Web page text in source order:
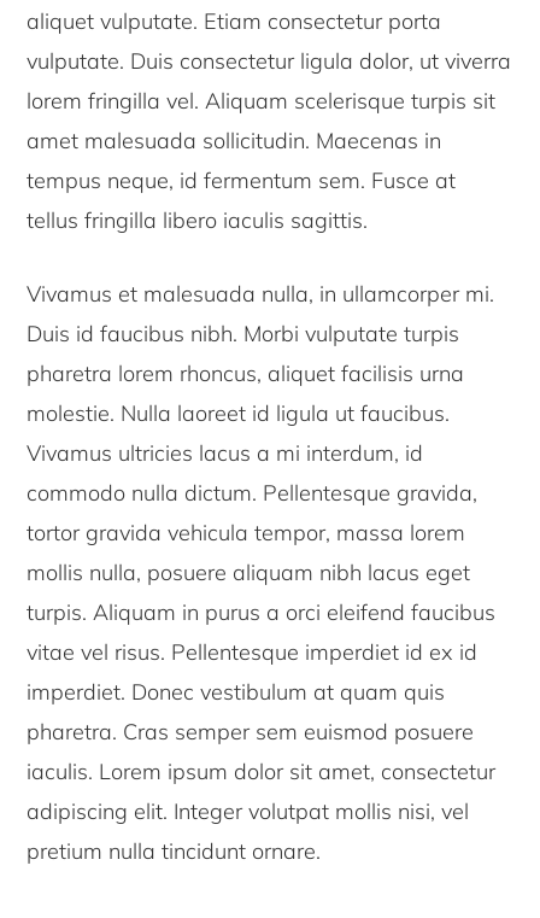
aliquet vulputate. Etiam consectetur porta
vulputate. Duis consectetur ligula dolor, ut viverra
lorem fringilla vel. Aliquam scelerisque turpis sit
amet malesuada sollicitudin. Maecenas in
tempus neque, id fermentum sem. Fusce at
tellus fringilla libero iaculis sagittis.
Vivamus et malesuada nulla, in ullamcorper mi.
Duis id faucibus nibh. Morbi vulputate turpis
pharetra lorem rhoncus, aliquet facilisis urna
molestie. Nulla laoreet id ligula ut faucibus.
Vivamus ultricies lacus a mi interdum, id
commodo nulla dictum. Pellentesque gravida,
tortor gravida vehicula tempor, massa lorem
mollis nulla, posuere aliquam nibh lacus eget
turpis. Aliquam in purus a orci eleifend faucibus
vitae vel risus. Pellentesque imperdiet id ex id
imperdiet. Donec vestibulum at quam quis
pharetra. Cras semper sem euismod posuere
iaculis. Lorem ipsum dolor sit amet, consectetur
adipiscing elit. Integer volutpat mollis nisi, vel
pretium nulla tincidunt ornare.